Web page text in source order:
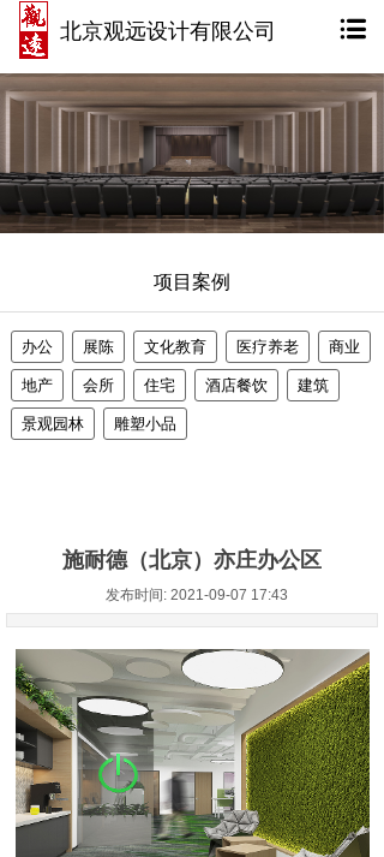
项目案例
办公 展陈 文化教育 医疗养老 商业
地产 会所 住宅 酒店餐饮 建筑
景观园林 雕塑小品
施耐德（北京）亦庄办公区
发布时间: 2021-09-07 17:43
北京观远设计有限公司